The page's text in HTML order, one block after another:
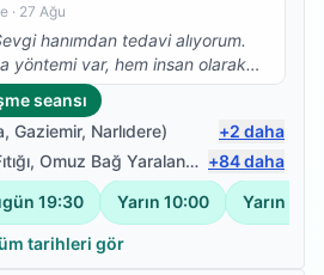
· 27 Ağu
hanımdan tedavi alıyorum.
yöntemi var, hem insan olarak
çok taktir ediyorum. Ve
iğne, eksersiz ihtiyacı olan
seansı
, Gaziemir, Narlıdere) +2 daha
, Omuz Bağ Yaralanması ,Protez
+84daha
19:30 Yarın 10:00 Yarın
tarihleri gör